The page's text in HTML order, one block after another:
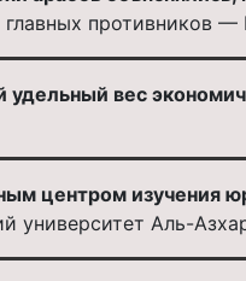
противников —
вес
центром изучения
университет Аль-